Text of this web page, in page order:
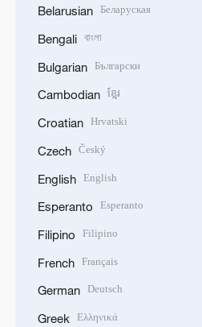
Belarusian Беларуская
Bengali বাংলা
Bulgarian Български
Cambodian ខ្មែរ
Croatian Hrvatski
Czech Český
English English
Esperanto Esperanto
Filipino Filipino
French Français
German Deutsch
Greek Ελληνικά